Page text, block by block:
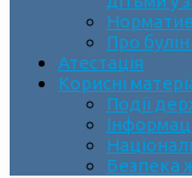
Про
Атестація
Корисні
Події
Безпека